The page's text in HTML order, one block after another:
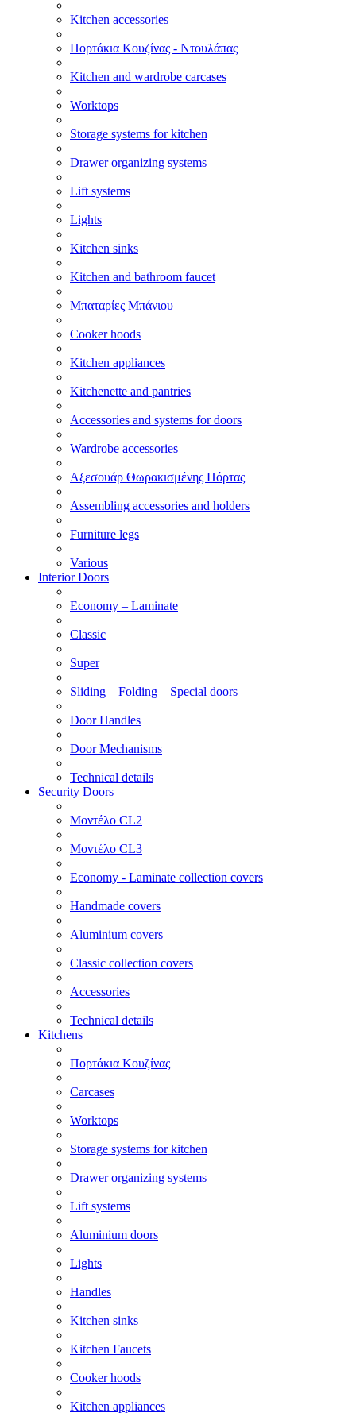
Kitchen accessories
Πορτάκια Κουζίνας - Ντουλάπας
Kitchen and wardrobe carcases
Worktops
Storage systems for kitchen
Drawer organizing systems
Lift systems
Lights
Kitchen sinks
Kitchen and bathroom faucet
Μπαταρίες Μπάνιου
Cooker hoods
Kitchen appliances
Kitchenette and pantries
Accessories and systems for doors
Wardrobe accessories
Αξεσουάρ Θωρακισμένης Πόρτας
Assembling accessories and holders
Furniture legs
Various
Interior Doors
Economy – Laminate
Classic
Super
Sliding – Folding – Special doors
Door Handles
Door Mechanisms
Technical details
Security Doors
Μοντέλο CL2
Μοντέλο CL3
Economy - Laminate collection covers
Handmade covers
Aluminium covers
Classic collection covers
Accessories
Technical details
Kitchens
Πορτάκια Κουζίνας
Carcases
Worktops
Storage systems for kitchen
Drawer organizing systems
Lift systems
Aluminium doors
Lights
Handles
Kitchen sinks
Kitchen Faucets
Cooker hoods
Kitchen appliances